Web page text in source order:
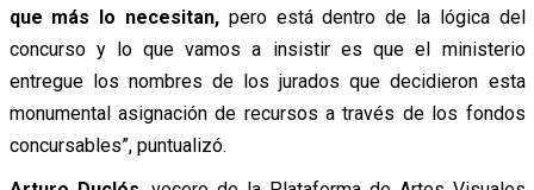
que más lo necesitan,pero está dentro de la lógica del
concurso y lo que vamos a insistir es que el ministerio
entregue los nombres de los jurados que decidieron esta
monumental asignación de recursos a través de los fondos
concursables”, puntualizó.